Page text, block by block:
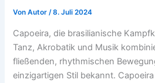
VonAutor/8. Juli 2024
Capoeira, die brasilianische
Tanz, Akrobatik und Musik
fließenden, rhythmischen
einzigartigen Stil bekannt.